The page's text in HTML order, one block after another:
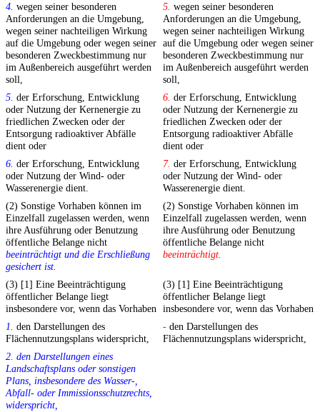
4. wegen seiner besonderen
Anforderungen an die Umgebung,
wegen seiner nachteiligen Wirkung
auf die Umgebung oder wegen seiner
besonderen Zweckbestimmung nur
im Außenbereich ausgeführt werden
soll,
5. wegen seiner besonderen
Anforderungen an die Umgebung,
wegen seiner nachteiligen Wirkung
auf die Umgebung oder wegen seiner
besonderen Zweckbestimmung nur
im Außenbereich ausgeführt werden
soll,
5. der Erforschung, Entwicklung
oder Nutzung der Kernenergie zu
friedlichen Zwecken oder der
Entsorgung radioaktiver Abfälle
dient oder
6. der Erforschung, Entwicklung
oder Nutzung der Kernenergie zu
friedlichen Zwecken oder der
Entsorgung radioaktiver Abfälle
dient oder
6. der Erforschung, Entwicklung
oder Nutzung der Wind- oder
Wasserenergie dient.
7. der Erforschung, Entwicklung
oder Nutzung der Wind- oder
Wasserenergie dient.
(2) Sonstige Vorhaben können im
Einzelfall zugelassen werden, wenn
ihre Ausführung oder Benutzung
öffentliche Belange nicht
beeinträchtigt und die Erschließung
gesichert ist.
(2) Sonstige Vorhaben können im
Einzelfall zugelassen werden, wenn
ihre Ausführung oder Benutzung
öffentliche Belange nicht
beeinträchtigt.
(3) [1] Eine Beeinträchtigung
öffentlicher Belange liegt
insbesondere vor, wenn das Vorhaben
(3) [1] Eine Beeinträchtigung
öffentlicher Belange liegt
insbesondere vor, wenn das Vorhaben
1. den Darstellungen des
Flächennutzungsplans widerspricht,
- den Darstellungen des
Flächennutzungsplans widerspricht,
2. den Darstellungen eines
Landschaftsplans oder sonstigen
Plans, insbesondere des Wasser-,
Abfall- oder Immissionsschutzrechts,
widerspricht,